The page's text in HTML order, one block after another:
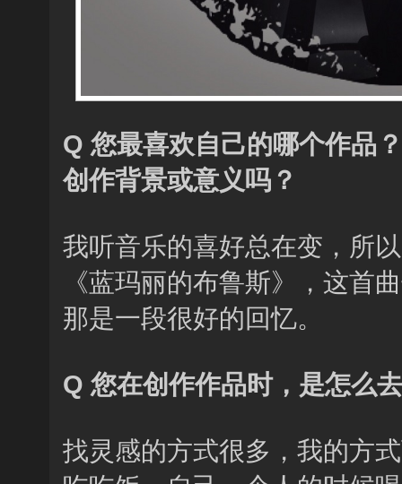
Q 您最喜欢自己的哪个作品
创作背景或意义吗？
我听音乐的喜好总在变，所
《蓝玛丽的布鲁斯》，这首
那是一段很好的回忆。
Q 您在创作作品时，是怎么
找灵感的方式很多，我的方